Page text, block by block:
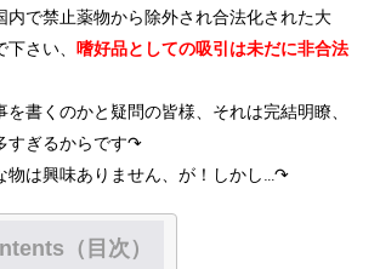
内で禁止薬物から除外され合法化された大
さい、 嗜好品としての吸引は未だに非合法
書くのかと疑問の皆様、それは完結明瞭、
すぎるからです↷
物は興味ありません、が！しかし…↷
（目次）